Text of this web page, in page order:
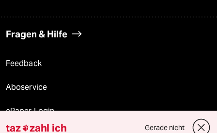
Fragen & Hilfe
Feedback
Aboservice
ePaper Login
taz zahl ich Gerade nicht